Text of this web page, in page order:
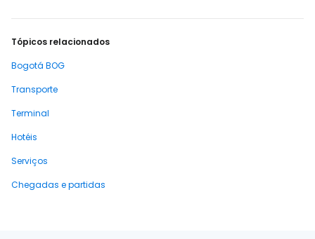
Tópicos relacionados
Bogotá BOG
Transporte
Terminal
Hotéis
Serviços
Chegadas e partidas